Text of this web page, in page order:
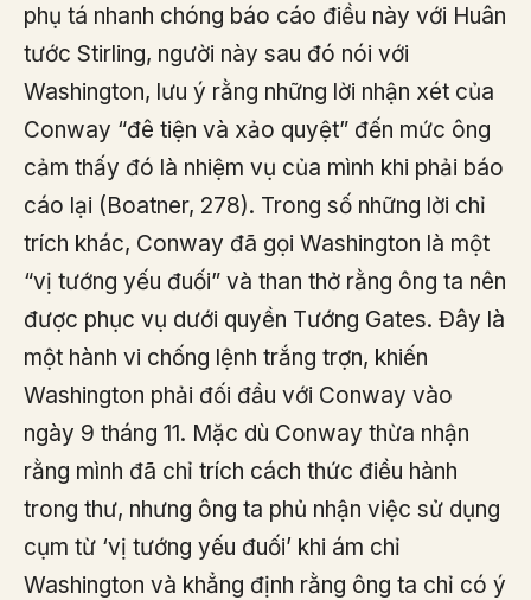
phụ tá nhanh chóng báo cáo điều này với Huân
tước Stirling, người này sau đó nói với
Washington, lưu ý rằng những lời nhận xét của
Conway “đê tiện và xảo quyệt” đến mức ông
cảm thấy đó là nhiệm vụ của mình khi phải báo
cáo lại (Boatner, 278). Trong số những lời chỉ
trích khác, Conway đã gọi Washington là một
“vị tướng yếu đuối” và than thở rằng ông ta nên
được phục vụ dưới quyền Tướng Gates. Đây là
một hành vi chống lệnh trắng trợn, khiến
Washington phải đối đầu với Conway vào
ngày 9 tháng 11. Mặc dù Conway thừa nhận
rằng mình đã chỉ trích cách thức điều hành
trong thư, nhưng ông ta phủ nhận việc sử dụng
cụm từ ‘vị tướng yếu đuối’ khi ám chỉ
Washington và khẳng định rằng ông ta chỉ có ý